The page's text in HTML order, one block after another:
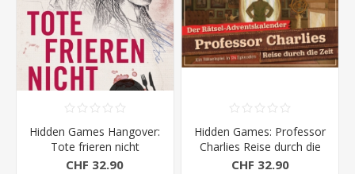
Hidden Games Hangover:
Tote frieren nicht
CHF 32.90
Hidden Games: Professor
Charlies Reise durch die
Zeit
CHF 32.90